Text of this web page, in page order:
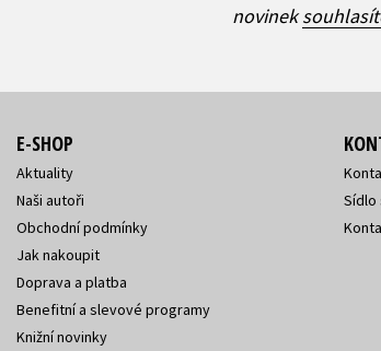
novinek
E-SHOP
Aktuality
Naši autoři
Obchodní podmínky
Jak nakoupit
Doprava a platba
Benefitní a slevové programy
Knižní novinky
Sídlo